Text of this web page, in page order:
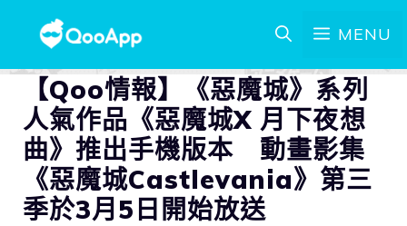
MENU
【Qoo情報】《惡魔城》系列
人氣作品《惡魔城X 月下夜想
曲》推出手機版本 動畫影集
《惡魔城Castlevania》第三
季於3月5日開始放送